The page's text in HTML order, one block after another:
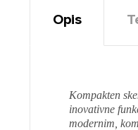
Opis
Kompakten
inovativne
modernim,